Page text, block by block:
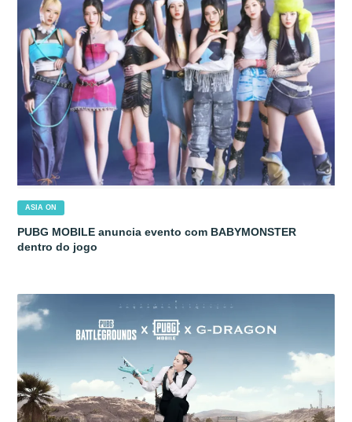
ASIA ON
PUBG MOBILE anuncia evento com BABYMONSTER
dentro do jogo